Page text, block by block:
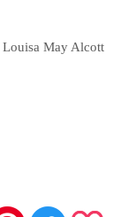
May Alcott
Merrill 繪